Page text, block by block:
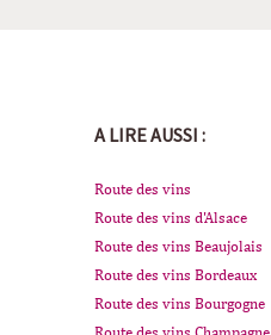
A LIRE AUSSI :
Route des vins
Route des vins d'Alsace
Route des vins Beaujolais
Route des vins Bordeaux
Route des vins Bourgogne